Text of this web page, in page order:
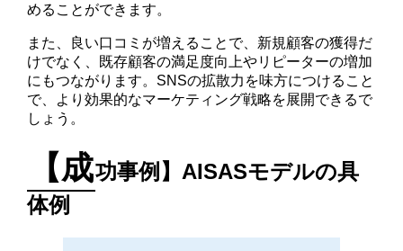
めることができます。
また、良い口コミが増えることで、新規顧客の獲得だ
けでなく、既存顧客の満足度向上やリピーターの増加
にもつながります。SNSの拡散力を味方につけること
で、より効果的なマーケティング戦略を展開できるで
しょう。
【成功事例】AISASモデルの具
体例